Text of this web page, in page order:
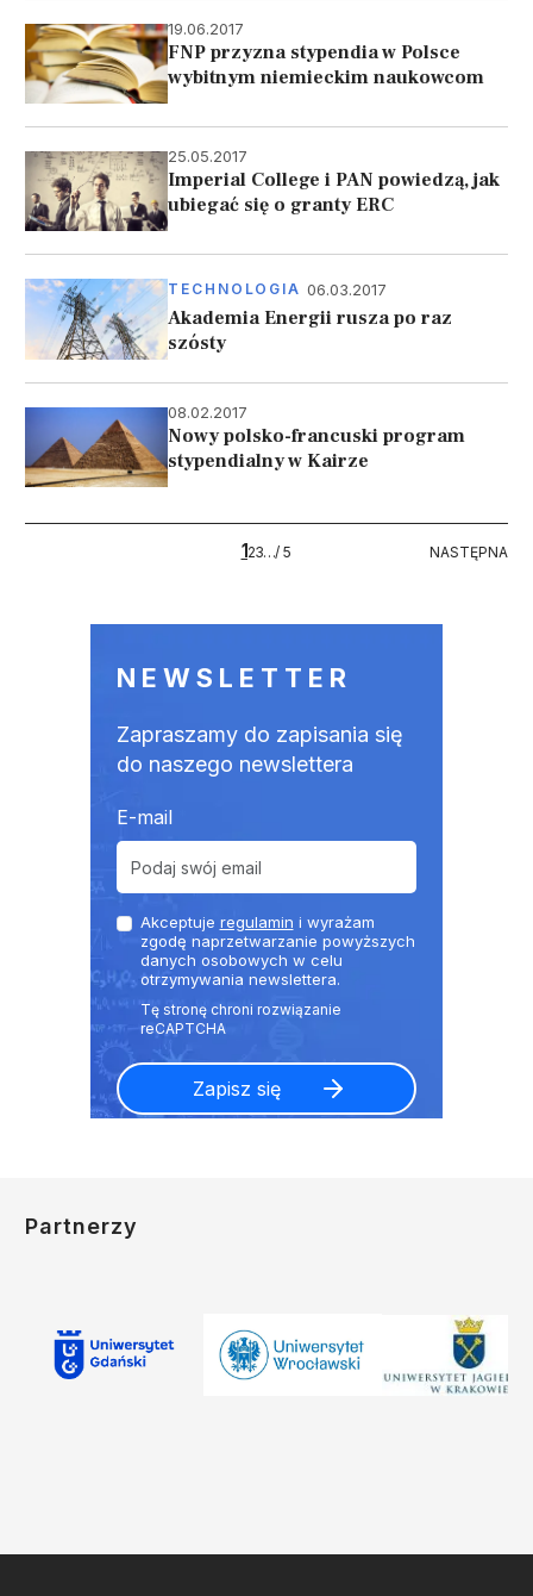
19.06.2017
FNP przyzna stypendia w Polsce
wybitnym niemieckim naukowcom
25.05.2017
Imperial College i PAN powiedzą, jak
ubiegać się o granty ERC
TECHNOLOGIA 06.03.2017
Akademia Energii rusza po raz
szósty
08.02.2017
Nowy polsko-francuski program
stypendialny w Kairze
123…/ 5
5 NASTĘPNA
NASTĘPNA
NEWSLETTER
Zapraszamy do zapisania się
do naszego newslettera
E-mail
Akceptuje regulamin i wyrażam
zgodę naprzetwarzanie powyższych
danych osobowych w celu
otrzymywania newslettera.
Partnerzy